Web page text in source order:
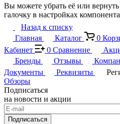
Вы можете убрать её или
галочку в настройках
Назад к списку
Главная
Каталог 0
Кабинет
0 Сравнение
Бренды
Отзывы
Документы
Реквизиты
Обзоры
Подписаться
на новости и акции
Подписаться